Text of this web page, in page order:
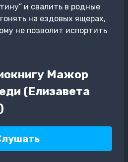
и свалить в родные
на ездовых ящерах,
не позволит испортить
Мажор
(Елизавета